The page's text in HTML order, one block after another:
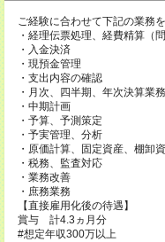
ご経験に合わせて下記の業務
・経理伝票処理、経費精算（
・入金決済
・現預金管理
・支出内容の確認
・月次、四半期、年次決算業務
・中期計画
・予算、予測策定
・予実管理、分析
・原価計算、固定資産、棚卸
・税務、監査対応
・業務改善
・庶務業務
【直接雇用化後の待遇】
賞与 計4.3ヵ月分
#想定年収300万以上